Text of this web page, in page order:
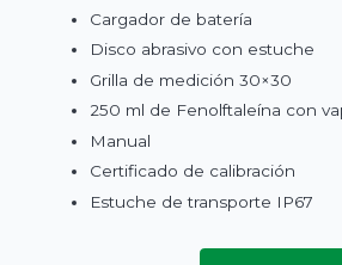
Cargador de batería
Disco abrasivo con estuche
Grilla de medición 30×30
250 ml de Fenolftaleína con
Manual
Certificado de calibración
Estuche de transporte IP67